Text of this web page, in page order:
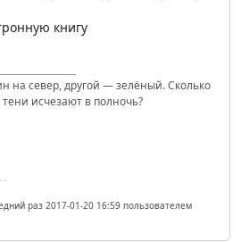
книгу
на север, другой — зелёный. Сколько
исчезают в полночь?
раз 2017-01-20 16:59 пользователем